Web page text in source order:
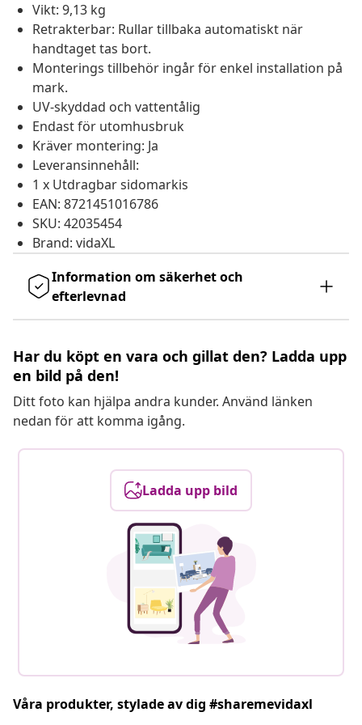
Vikt: 9,13 kg
Retrakterbar: Rullar tillbaka automatiskt när
handtaget tas bort.
Monterings tillbehör ingår för enkel installation på
mark.
UV-skyddad och vattentålig
Endast för utomhusbruk
Kräver montering: Ja
Leveransinnehåll:
1 x Utdragbar sidomarkis
EAN: 8721451016786
SKU: 42035454
Brand: vidaXL
Information om säkerhet och
efterlevnad
Har du köpt en vara och gillat den? Ladda upp
en bild på den!
Ditt foto kan hjälpa andra kunder. Använd länken
nedan för att komma igång.
Ladda upp bild
Våra produkter, stylade av dig #sharemevidaxl